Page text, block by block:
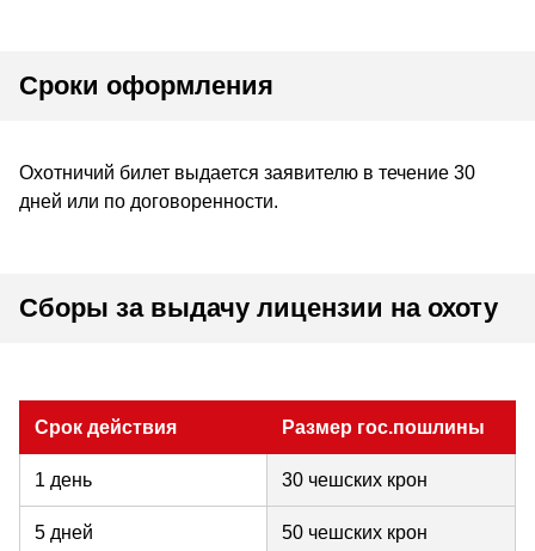
Сроки оформления
Охотничий билет выдается заявителю в течение 30
дней или по договоренности.
Сборы за выдачу лицензии на охоту
Срок действия Размер гос.пошлины
1 день 30 чешских крон
5 дней 50 чешских крон